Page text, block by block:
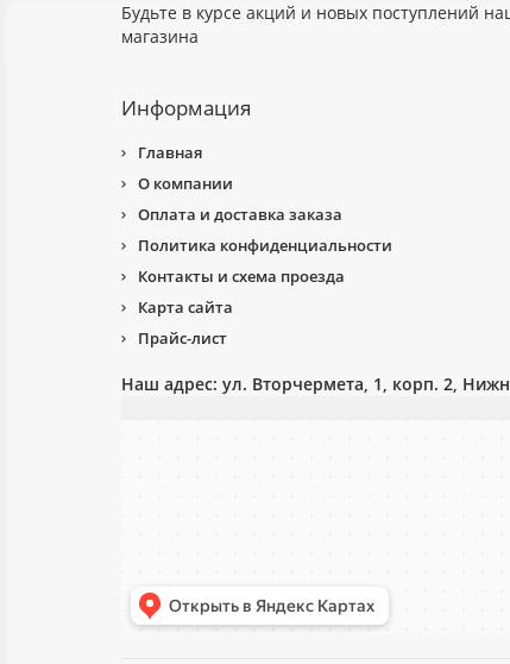
Будьте в курсе акций и новых поступлений
магазина
Информация
Главная
О компании
Оплата и доставка заказа
Политика конфиденциальности
Контакты и схема проезда
Карта сайта
Прайс-лист
Наш адрес: ул. Вторчермета, 1, корп. 2,